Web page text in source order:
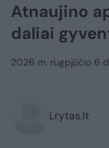
Atnaujino
daliai
2026 m. rugpjūčio 6
Lrytas.lt